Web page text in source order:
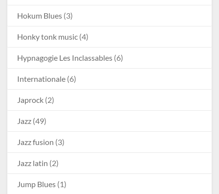
Hokum Blues (3)
Honky tonk music (4)
Hypnagogie Les Inclassables (6)
Internationale (6)
Japrock (2)
Jazz (49)
Jazz fusion (3)
Jazz latin (2)
Jump Blues (1)